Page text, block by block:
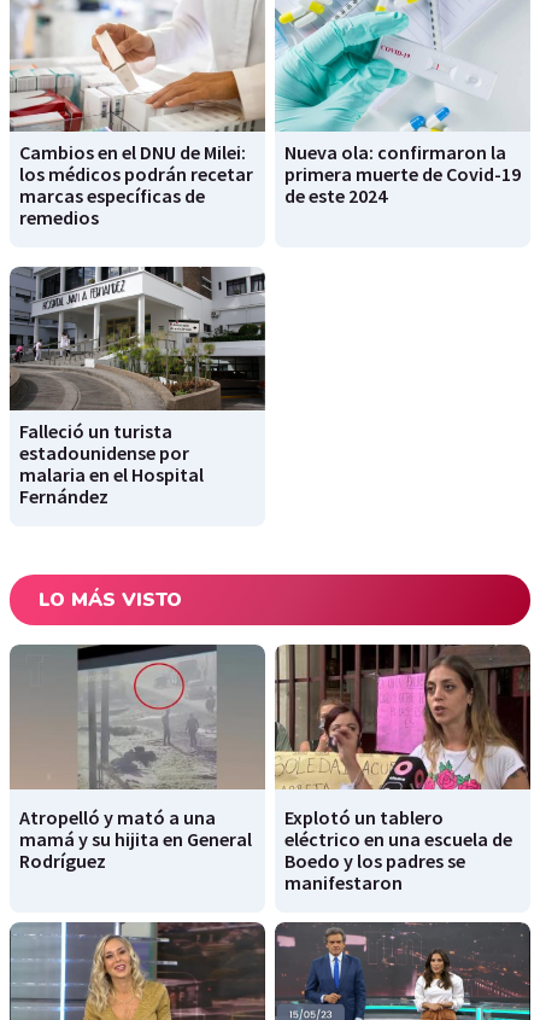
Cambios en el DNU de Milei:
los médicos podrán recetar
marcas específicas de
remedios
Nueva ola: confirmaron la
primera muerte de Covid-19
de este 2024
Falleció un turista
estadounidense por
malaria en el Hospital
Fernández
LO MÁS VISTO
Atropelló y mató a una
mamá y su hijita en General
Rodríguez
Explotó un tablero
eléctrico en una escuela de
Boedo y los padres se
manifestaron